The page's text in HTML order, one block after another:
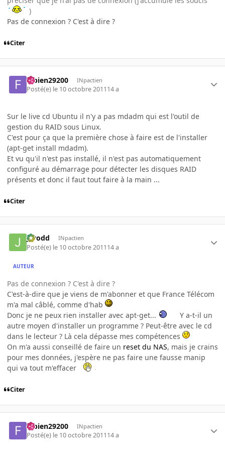
)
Pas de connexion ? C'est à dire ?
Citer
fabien29200 INpactien
Posté(e) le 10 octobre 201114 a
Sur le live cd Ubuntu il n'y a pas mdadm qui est l'outil de
gestion du RAID sous Linux.
C'est pour ça que la première chose à faire est de l'installer
(apt-get install mdadm).
Et vu qu'il n'est pas installé, il n'est pas automatiquement
configuré au démarrage pour détecter les disques RAID
présents et donc il faut tout faire à la main ...
Citer
Jarodd INpactien
Posté(e) le 10 octobre 201114 a
AUTEUR
Pas de connexion ? C'est à dire ?
C'est-à-dire que je viens de m'abonner et que France Télécom
m'a mal câblé, comme d'hab
Donc je ne peux rien installer avec apt-get...
Y a-t-il un
autre moyen d'installer un programme ? Peut-être avec le cd
dans le lecteur ? Là cela dépasse mes compétences
On m'a aussi conseillé de faire un reset du NAS, mais je crains
pour mes données, j'espère ne pas faire une fausse manip
qui va tout m'effacer
Citer
fabien29200 INpactien
Posté(e) le 10 octobre 201114 a